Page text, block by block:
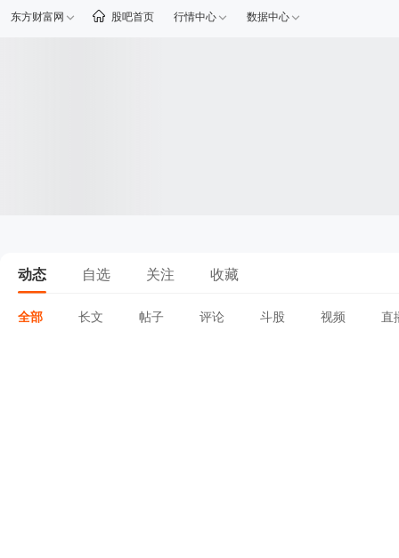
东方财富网 股吧首页 行情中心 数据中心
动态 自选 关注 收藏
全部 长文 帖子 评论 斗股 视频 直